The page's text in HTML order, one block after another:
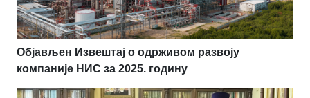
Објављен Извештај о одрживом развоју
компаније НИС за 2025. годину